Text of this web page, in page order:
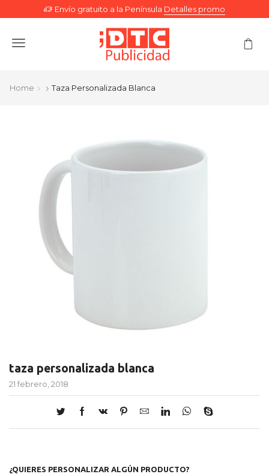
Envío gratuito a la Península Detalles promo
Menu
Home Taza Personalizada Blanca
taza personalizada blanca
21 febrero, 2018
¿QUIERES PERSONALIZAR ALGÚN PRODUCTO?